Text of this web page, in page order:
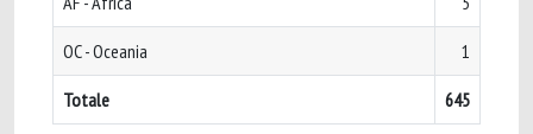
OC - Oceania 1
Totale 645